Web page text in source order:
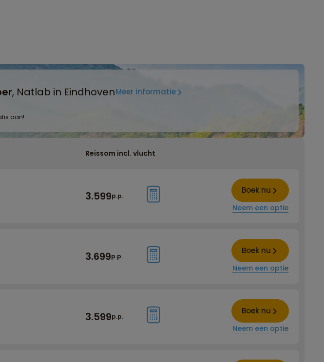
, Natlab in EindhovenMeer informatie
aan!
Reissom incl. vlucht
3.599p.p.
Boek nu
Neem een optie
3.699p.p.
Boek nu
Neem een optie
3.599p.p.
Boek nu
Neem een optie